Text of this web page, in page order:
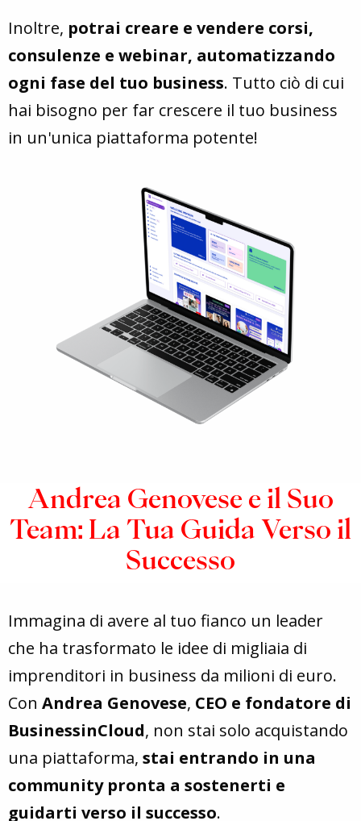
Inoltre, potrai creare e vendere corsi,
consulenze e webinar, automatizzando
ogni fase del tuo business. Tutto ciò di cui
hai bisogno per far crescere il tuo business
in un'unica piattaforma potente!
Andrea Genovese e il Suo
Team: La Tua Guida Verso il
Successo
Immagina di avere al tuo fianco un leader
che ha trasformato le idee di migliaia di
imprenditori in business da milioni di euro.
Con Andrea Genovese, CEO e fondatore di
BusinessinCloud, non stai solo acquistando
una piattaforma, stai entrando in una
community pronta a sostenerti e
guidarti verso il successo.